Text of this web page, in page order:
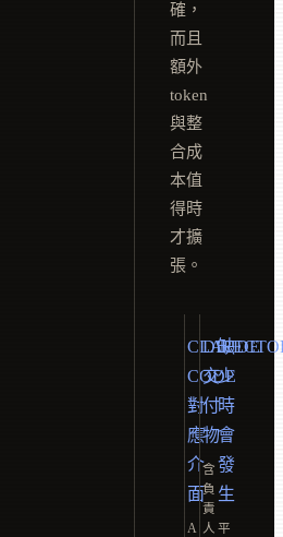
確，
而且
額外
token
與整
合成
本值
得時
才擴
張。
CLAUDE
CODE
對
應
介
面
A
交
付
物
含
負
責
人
缺
少
時
會
發
生
平